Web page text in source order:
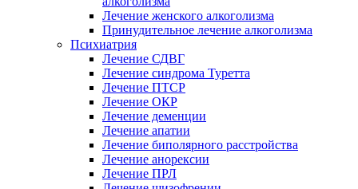
Лечение женского алкоголизма
Принудительное лечение алкоголизма
Психиатрия
Лечение СДВГ
Лечение синдрома Туретта
Лечение ПТСР
Лечение ОКР
Лечение деменции
Лечение апатии
Лечение биполярного расстройства
Лечение анорексии
Лечение ПРЛ